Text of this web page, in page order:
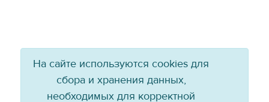
На сайте используются cookies для
сбора и хранения данных,
необходимых для корректной